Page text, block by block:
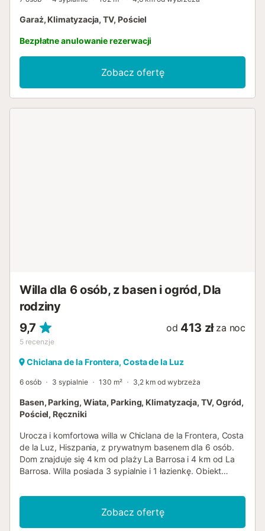
Garaż, Klimatyzacja, TV, Pościel
Bezpłatne anulowanie rezerwacji
Zobacz ofertę
Willa dla 6 osób, z basen i ogród, Dla
rodziny
9,7
5 recenzje
od 413 zł za noc
Chiclana de la Frontera, Costa de la Luz
6 osób 3 sypialnie 130 m² 3,2 km od wybrzeża
Basen, Parking, Wiata, Parking, Klimatyzacja, TV, Ogród,
Pościel, Ręczniki
Urocza i komfortowa willa w Chiclana de la Frontera, Costa
de la Luz, Hiszpania, z prywatnym basenem dla 6 osób.
Dom znajduje się 4 km od plaży La Barrosa i 4 km od La
Barrosa. Willa posiada 3 sypialnie i 1 łazienkę. Obiekt
sportów, atrakcji rozrywkowych, miejsc do wyjścia,
zabytków i kultury sprawia, że jest to doskonałe miejsce
na spędzenie wakacji w Hiszpanii z rodziną lub
Zobacz ofertę